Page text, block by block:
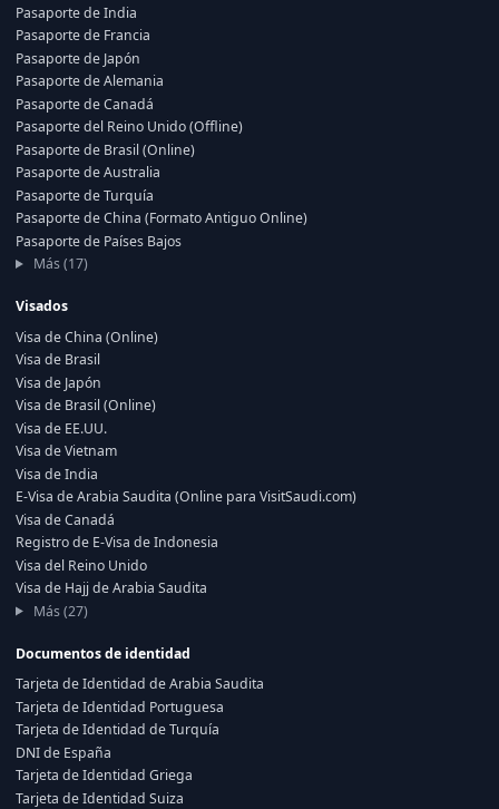
Pasaporte de India
Pasaporte de Francia
Pasaporte de Japón
Pasaporte de Alemania
Pasaporte de Canadá
Pasaporte del Reino Unido (Offline)
Pasaporte de Brasil (Online)
Pasaporte de Australia
Pasaporte de Turquía
Pasaporte de China (Formato Antiguo Online)
Pasaporte de Países Bajos
Más (17)
Visados
Visa de China (Online)
Visa de Brasil
Visa de Japón
Visa de Brasil (Online)
Visa de EE.UU.
Visa de Vietnam
Visa de India
E-Visa de Arabia Saudita (Online para VisitSaudi.com)
Visa de Canadá
Registro de E-Visa de Indonesia
Visa del Reino Unido
Visa de Hajj de Arabia Saudita
Más (27)
Documentos de identidad
Tarjeta de Identidad de Arabia Saudita
Tarjeta de Identidad Portuguesa
Tarjeta de Identidad de Turquía
DNI de España
Tarjeta de Identidad Griega
Tarjeta de Identidad Suiza